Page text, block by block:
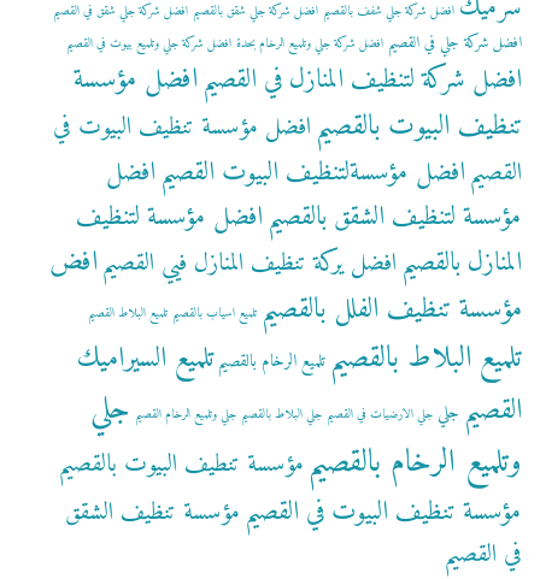
افضل شركة جلي شفف بالقصيم افضل شركة جلي شقق بالقصيم افضل شركة جلي شقق في القصيم
افضل شركة جلي في القصيم افضل شركة جلي وتلميع الرخام بحدة افضل شركة جلي وتلميع بيوت في القصيم
افضل شركة لتنظيف المنازل في القصيمافضل مؤسسة
تنظيف البيوت بالقصيمافضل مؤسسة تنظيف البيوت في
القصيمافضل مؤسسةلتنظيف البيوت القصيمافضل
مؤسسة لتنظيف الشقق بالقصيمافضل مؤسسة لتنظيف
المنازل بالقصيمافضل يركة تنظيف المنازل فيي القصيمافض
مؤسسة تنظيف الفلل بالقصيم تلميع اسياب بالقصيم تلميع البلاط القصيم
تلميع البلاط بالقصيم تلميع الرخام بالقصيمتلميع السيراميك
القصيم جلي جلي الارضيات في القصيم جلي البلاط بالقصيم جلي وتلميع الرخام القصيم جلي
وتلميع الرخام بالقصيممؤسسة تنطيف البيوت بالقصيم
مؤسسة تنظيف البيوت في القصيممؤسسة تنظيف الشقق
في القصيم